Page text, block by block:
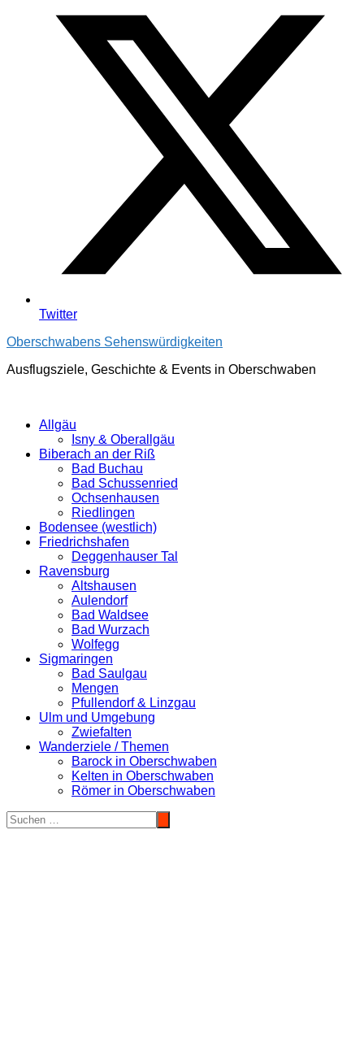
Twitter
Oberschwabens Sehenswürdigkeiten
Ausflugsziele, Geschichte & Events in Oberschwaben
Allgäu
Isny & Oberallgäu
Biberach an der Riß
Bad Buchau
Bad Schussenried
Ochsenhausen
Riedlingen
Bodensee (westlich)
Friedrichshafen
Deggenhauser Tal
Ravensburg
Altshausen
Aulendorf
Bad Waldsee
Bad Wurzach
Wolfegg
Sigmaringen
Bad Saulgau
Mengen
Pfullendorf & Linzgau
Ulm und Umgebung
Zwiefalten
Wanderziele / Themen
Barock in Oberschwaben
Kelten in Oberschwaben
Römer in Oberschwaben